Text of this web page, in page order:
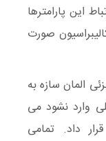
این پارامترها
صورت
المان سازه به
وارد نشود می
داد. تمامی